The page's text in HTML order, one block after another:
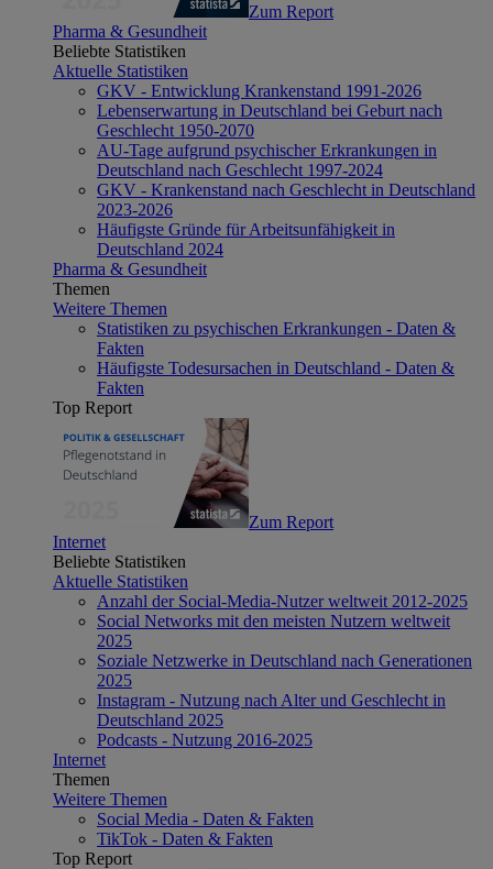
Zum Report
Pharma & Gesundheit
Beliebte Statistiken
Aktuelle Statistiken
GKV - Entwicklung Krankenstand 1991-2026
Lebenserwartung in Deutschland bei Geburt nach
Geschlecht 1950-2070
AU-Tage aufgrund psychischer Erkrankungen in
Deutschland nach Geschlecht 1997-2024
GKV - Krankenstand nach Geschlecht in Deutschland
2023-2026
Häufigste Gründe für Arbeitsunfähigkeit in
Deutschland 2024
Pharma & Gesundheit
Themen
Weitere Themen
Statistiken zu psychischen Erkrankungen - Daten &
Fakten
Häufigste Todesursachen in Deutschland - Daten &
Fakten
Top Report
Zum Report
Internet
Beliebte Statistiken
Aktuelle Statistiken
Anzahl der Social-Media-Nutzer weltweit 2012-2025
Social Networks mit den meisten Nutzern weltweit
2025
Soziale Netzwerke in Deutschland nach Generationen
2025
Instagram - Nutzung nach Alter und Geschlecht in
Deutschland 2025
Podcasts - Nutzung 2016-2025
Internet
Themen
Weitere Themen
Social Media - Daten & Fakten
TikTok - Daten & Fakten
Top Report